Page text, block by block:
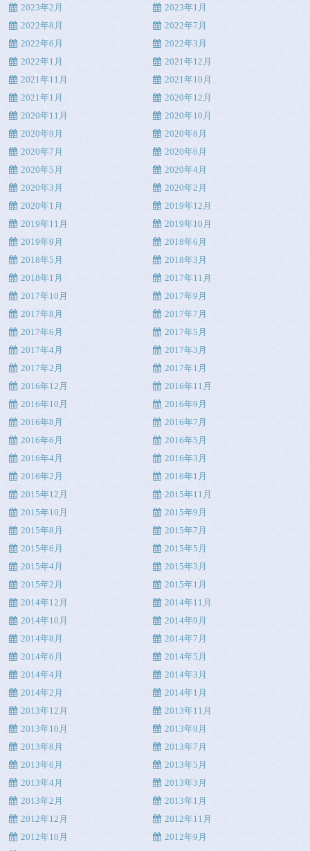
2023年2月
2023年1月
2022年8月
2022年7月
2022年6月
2022年3月
2022年1月
2021年12月
2021年11月
2021年10月
2021年1月
2020年12月
2020年11月
2020年10月
2020年9月
2020年8月
2020年7月
2020年6月
2020年5月
2020年4月
2020年3月
2020年2月
2020年1月
2019年12月
2019年11月
2019年10月
2019年9月
2018年6月
2018年5月
2018年3月
2018年1月
2017年11月
2017年10月
2017年9月
2017年8月
2017年7月
2017年6月
2017年5月
2017年4月
2017年3月
2017年2月
2017年1月
2016年12月
2016年11月
2016年10月
2016年9月
2016年8月
2016年7月
2016年6月
2016年5月
2016年4月
2016年3月
2016年2月
2016年1月
2015年12月
2015年11月
2015年10月
2015年9月
2015年8月
2015年7月
2015年6月
2015年5月
2015年4月
2015年3月
2015年2月
2015年1月
2014年12月
2014年11月
2014年10月
2014年9月
2014年8月
2014年7月
2014年6月
2014年5月
2014年4月
2014年3月
2014年2月
2014年1月
2013年12月
2013年11月
2013年10月
2013年9月
2013年8月
2013年7月
2013年6月
2013年5月
2013年4月
2013年3月
2013年2月
2013年1月
2012年12月
2012年11月
2012年10月
2012年9月